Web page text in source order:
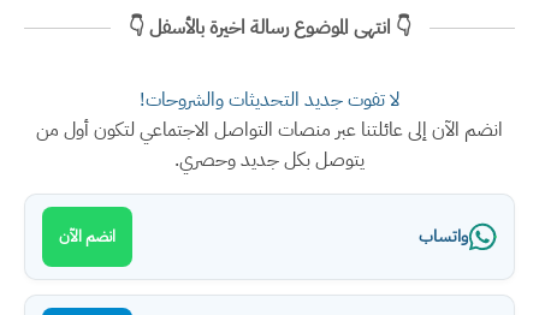
👇 انتهى الموضوع رسالة اخيرة بالأسفل 👇
لا تفوت جديد التحديثات والشروحات!
انضم الآن إلى عائلتنا عبر منصات التواصل الاجتماعي لتكون أول من
يتوصل بكل جديد وحصري.
واتساب انضم الآن